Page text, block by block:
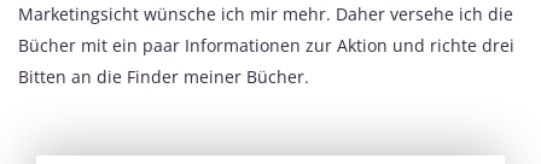
Marketingsicht wünsche ich mir mehr. Daher versehe ich die
Bücher mit ein paar Informationen zur Aktion und richte drei
Bitten an die Finder meiner Bücher.